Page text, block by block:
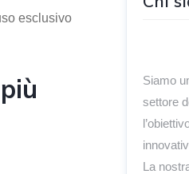
esclusivo
Siamo
settore
La